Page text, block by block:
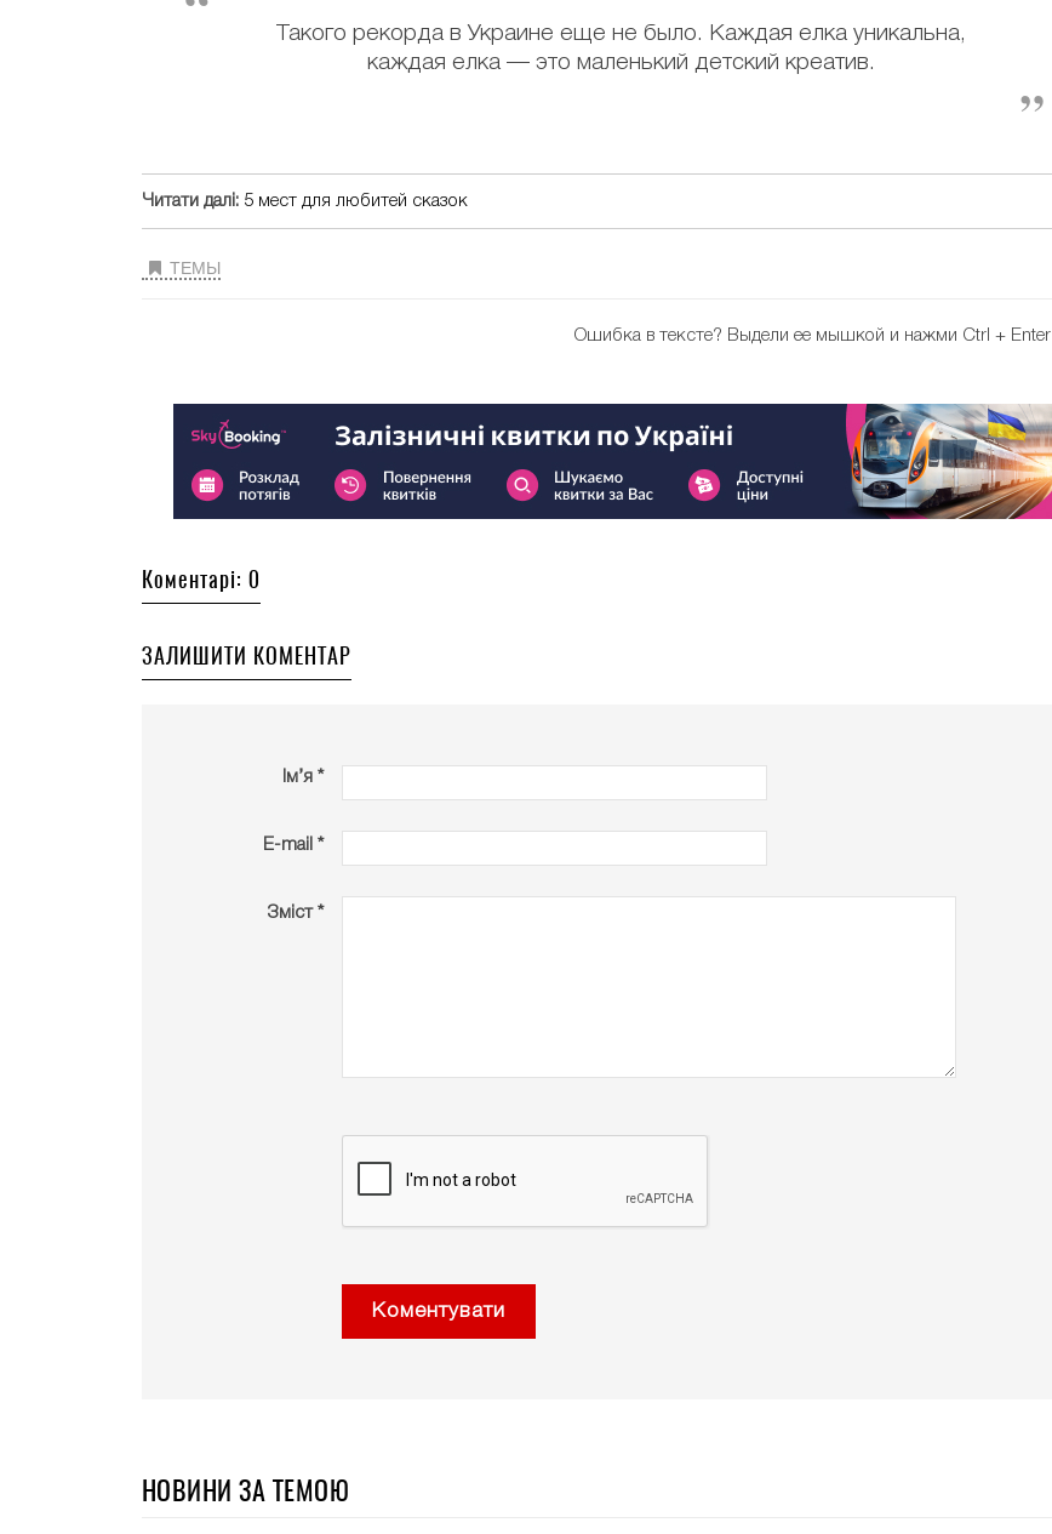
Такого рекорда в Украине еще не было. Каждая елка уникальна,
каждая елка — это маленький детский креатив.
Читати далі: 5 мест для любитей сказок
ТЕМЫ
Ошибка в тексте? Выдели ее мышкой и нажми Ctrl + Enter
Коментарі: 0
ЗАЛИШИТИ КОМЕНТАР
Ім’я *
E-mail *
Зміст *
Коментувати
НОВИНИ ЗА ТЕМОЮ